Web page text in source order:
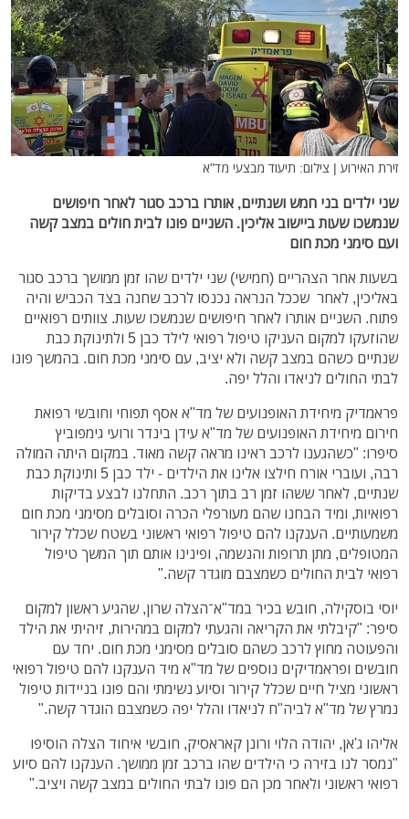
זירת האירוע | צילום: תיעוד מבצעי מד"א
שני ילדים בני חמש ושנתיים, אותרו ברכב סגור לאחר חיפושים
שנמשכו שעות ביישוב אליכין. השניים פונו לבית חולים במצב קשה
ועם סימני מכת חום
בשעות אחר הצהריים (חמישי) שני ילדים שהו זמן ממושך ברכב סגור
באליכין, לאחר שככל הנראה נכנסו לרכב שחנה בצד הכביש והיה
פתוח. השניים אותרו לאחר חיפושים שנמשכו שעות. צוותים רפואיים
שהוזעקו למקום העניקו טיפול רפואי לילד כבן 5 ולתינוקת כבת
שנתיים כשהם במצב קשה ולא יציב, עם סימני מכת חום. בהמשך פונו
לבתי החולים לניאדו והלל יפה.
פראמדיק מיחידת האופנועים של מד"א אסף תפוחי וחובשי רפואת
חירום מיחידת האופנועים של מד"א עידן בינדר ורועי גימפוביץ
סיפרו: "כשהגענו לרכב ראינו מראה קשה מאוד. במקום היתה המולה
רבה, ועוברי אורח חילצו אלינו את הילדים - ילד כבן 5 ותינוקת כבת
שנתיים, לאחר ששהו זמן רב בתוך רכב. התחלנו לבצע בדיקות
רפואיות, ומיד הבחנו שהם מעורפלי הכרה וסובלים מסימני מכת חום
משמעותיים. הענקנו להם טיפול רפואי ראשוני בשטח שכלל קירור
המטופלים, מתן תרופות והנשמה, ופינינו אותם תוך המשך טיפול
רפואי לבית החולים כשמצבם מוגדר קשה."
יוסי בוסקילה, חובש בכיר במד"א־הצלה שרון, שהגיע ראשון למקום
סיפר: "קיבלתי את הקריאה והגעתי למקום במהירות, זיהיתי את הילד
והפעוטה מחוץ לרכב כשהם סובלים מסימני מכת חום. יחד עם
חובשים ופראמדיקים נוספים של מד"א מיד הענקנו להם טיפול רפואי
ראשוני מציל חיים שכלל קירור וסיוע נשימתי והם פונו בניידות טיפול
נמרץ של מד"א לביה"ח לניאדו והלל יפה כשמצבם הוגדר קשה."
אליהו ג'אן, יהודה הלוי ורונן קאראסיק, חובשי איחוד הצלה הוסיפו
"נמסר לנו בזירה כי הילדים שהו ברכב זמן ממושך. הענקנו להם סיוע
רפואי ראשוני ולאחר מכן הם פונו לבתי החולים במצב קשה ויציב."